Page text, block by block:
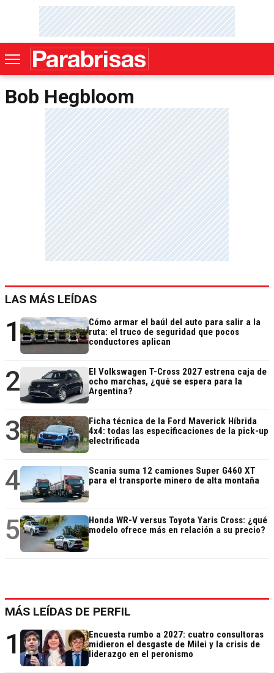
Bob Hegbloom
LAS MÁS LEÍDAS
1
Cómo armar el baúl del auto para salir a la
ruta: el truco de seguridad que pocos
conductores aplican
2
El Volkswagen T-Cross 2027 estrena caja de
ocho marchas, ¿qué se espera para la
Argentina?
3
Ficha técnica de la Ford Maverick Híbrida
4x4: todas las especificaciones de la pick-up
electrificada
4
Scania suma 12 camiones Super G460 XT
para el transporte minero de alta montaña
5
Honda WR-V versus Toyota Yaris Cross: ¿qué
modelo ofrece más en relación a su precio?
MÁS LEÍDAS DE PERFIL
1
Encuesta rumbo a 2027: cuatro consultoras
midieron el desgaste de Milei y la crisis de
liderazgo en el peronismo